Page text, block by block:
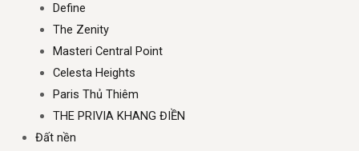
Define
The Zenity
Masteri Central Point
Celesta Heights
Paris Thủ Thiêm
THE PRIVIA KHANG ĐIỀN
Đất nền